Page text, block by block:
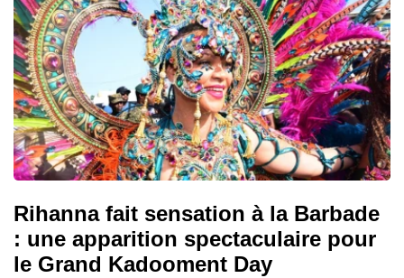
Rihanna fait sensation à la Barbade
: une apparition spectaculaire pour
le Grand Kadooment Day